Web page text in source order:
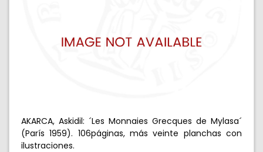
AKARCA, Askidil: ´Les Monnaies Grecques de Mylasa´
(París 1959). 106páginas, más veinte planchas con
ilustraciones.